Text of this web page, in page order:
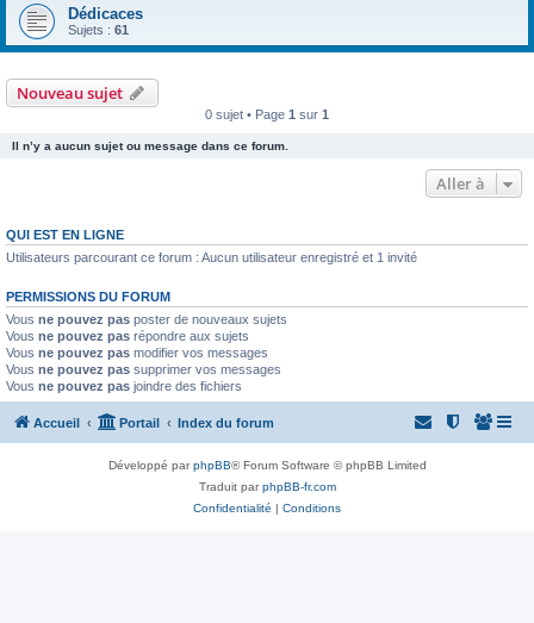
Dédicaces
Sujets : 61
Nouveau sujet
0 sujet • Page 1 sur 1
Il n’y a aucun sujet ou message dans ce forum.
Aller à
QUI EST EN LIGNE
Utilisateurs parcourant ce forum : Aucun utilisateur enregistré et 1 invité
PERMISSIONS DU FORUM
Vous ne pouvez pas poster de nouveaux sujets
Vous ne pouvez pas répondre aux sujets
Vous ne pouvez pas modifier vos messages
Vous ne pouvez pas supprimer vos messages
Vous ne pouvez pas joindre des fichiers
Accueil Portail Index du forum
Développé parphpBB® Forum Software © phpBB Limited
Traduit parphpBB-fr.com
Confidentialité | Conditions